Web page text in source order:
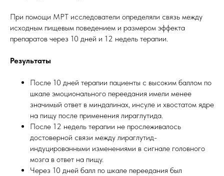
При помощи МРТ исследователи определяли связь между
исходным пищевым поведением и размером эффекта
препаратов через 10 дней и 12 недель терапии.
Результаты
После 10 дней терапии пациенты с высоким баллом по
шкале эмоционального переедания имели менее
значимый ответ в миндалинах, инсуле и хвостатом ядре
на пищу после применения лираглутида.
После 12 недель терапии не прослеживалось
достоверной связи между лираглутид-
индуцированными изменениями в сигнале головного
мозга в ответ на пищу.
Через 10 дней балл по шкале переедания был